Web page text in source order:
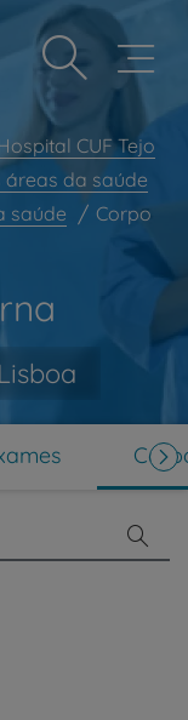
CUF Tejo
áreas da saúde
saúde
Corpo